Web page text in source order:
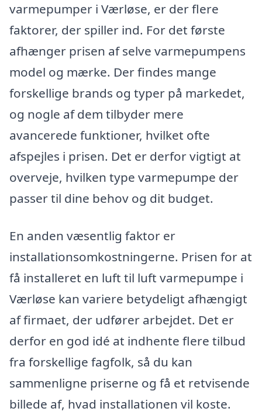
varmepumper i Værløse, er der flere
faktorer, der spiller ind. For det første
afhænger prisen af selve varmepumpens
model og mærke. Der findes mange
forskellige brands og typer på markedet,
og nogle af dem tilbyder mere
avancerede funktioner, hvilket ofte
afspejles i prisen. Det er derfor vigtigt at
overveje, hvilken type varmepumpe der
passer til dine behov og dit budget.
En anden væsentlig faktor er
installationsomkostningerne. Prisen for at
få installeret en luft til luft varmepumpe i
Værløse kan variere betydeligt afhængigt
af firmaet, der udfører arbejdet. Det er
derfor en god idé at indhente flere tilbud
fra forskellige fagfolk, så du kan
sammenligne priserne og få et retvisende
billede af, hvad installationen vil koste.